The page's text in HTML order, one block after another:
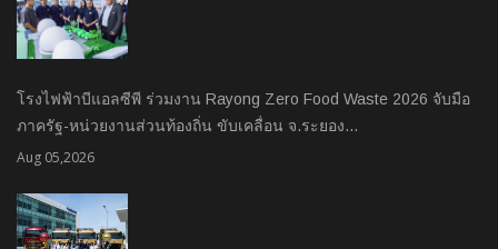
โรงไฟฟ้าบีแอลซีพี ร่วมงาน Rayong Zero Food Waste 2026 จับมือ
ภาครัฐ-หน่วยงานส่วนท้องถิ่น ขับเคลื่อน จ.ระยอง…
Aug 05,2026